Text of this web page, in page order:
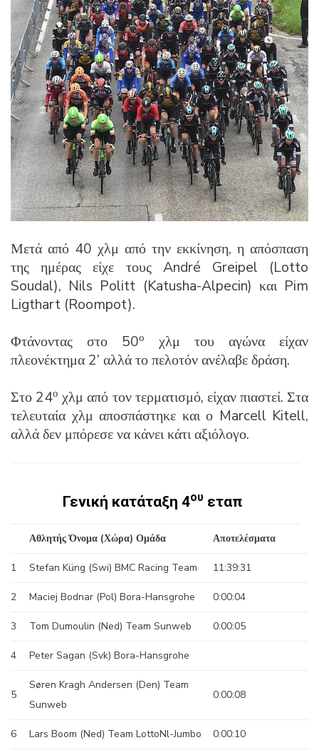
Μετά από 40 χλμ από την εκκίνηση, η απόσπαση
της ημέρας είχε τους André Greipel (Lotto
Soudal), Nils Politt (Katusha-Alpecin) και Pim
Ligthart (Roompot).
Φτάνοντας στο 50ο
χλμ του αγώνα είχαν
πλεονέκτημα 2’ αλλά το πελοτόν ανέλαβε δράση.
Στο 24ο χλμ από τον τερματισμό, είχαν πιαστεί. Στα
τελευταία χλμ αποσπάστηκε και ο Marcell Kitell,
αλλά δεν μπόρεσε να κάνει κάτι αξιόλογο.
Γενική κατάταξη 4ου εταπ
Αθλητής Όνομα (Χώρα) Ομάδα Αποτελέσματα
1 Stefan Küng (Swi) BMC Racing Team 11:39:31
2 Maciej Bodnar (Pol) Bora-Hansgrohe 0:00:04
3 Tom Dumoulin (Ned) Team Sunweb 0:00:05
4 Peter Sagan (Svk) Bora-Hansgrohe
5
Søren Kragh Andersen (Den) Team
Sunweb
0:00:08
6 Lars Boom (Ned) Team LottoNl-Jumbo 0:00:10